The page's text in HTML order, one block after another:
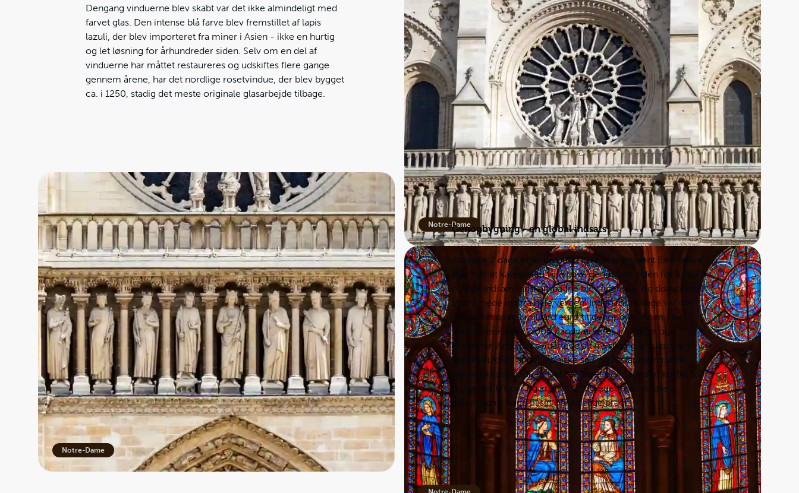
Dengang vinduerne blev skabt var det ikke almindeligt med
farvet glas. Den intense blå farve blev fremstillet af lapis
lazuli, der blev importeret fra miner i Asien - ikke en hurtig
og let løsning for århundreder siden. Selv om en del af
vinduerne har måttet restaureres og udskiftes flere gange
gennem årene, har det nordlige rosetvindue, der blev bygget
ca. i 1250, stadig det meste originale glasarbejde tilbage.
Notre-Dame
Notre-Dame
Genopbygning - en global indsats
Allerede 2 dage efter branden lovede præsident Emmanuel
Macron, at katedralen ville blive genopført inden for 5 år. En
massiv indsamlingskampagne blev iværksat, og donationer
strømmede ind fra hele verden. Inden for få dage var der
indsamlet over 1 milliard euro til genopbygningen, der
involverede over 2.000 håndværkere, arkitekter og
eksperter. Arbejdet omfattede alt fra sikring af ruinerne til
rekonstruktion af det ikoniske spir og restaurering af de
berømte rosevinduer. Det har taget 68 måneder, kostet 5,2
milliarder kroner og krævet 1.500 egetræer at føre
katedralen tilbage til sin oprindelige pragt.